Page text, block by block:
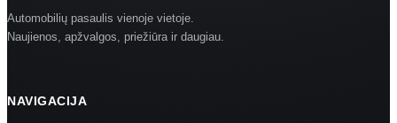
Automobilių pasaulis vienoje vietoje.
Naujienos, apžvalgos, priežiūra ir daugiau.
NAVIGACIJA